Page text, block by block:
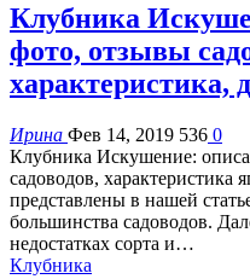
Клубника
фото, отзывы
характеристика,
Ирина Фев 14, 2019 536 0
Клубника Искушение:
садоводов, характеристика
представлены в нашей
большинства садоводов.
недостатках сорта и…
Клубника